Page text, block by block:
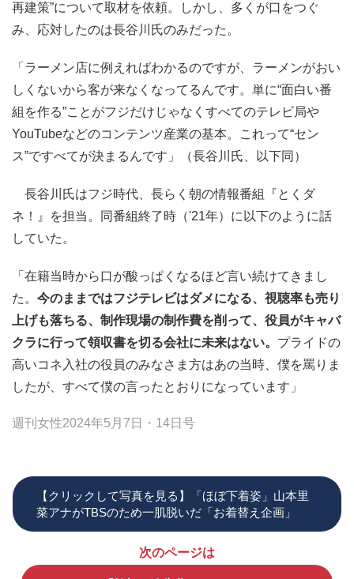
再建策”について取材を依頼。しかし、多くが口をつぐ
み、応対したのは長谷川氏のみだった。
「ラーメン店に例えればわかるのですが、ラーメンがおい
しくないから客が来なくなってるんです。単に“面白い番
組を作る”ことがフジだけじゃなくすべてのテレビ局や
YouTubeなどのコンテンツ産業の基本。これって“セン
ス”ですべてが決まるんです」（長谷川氏、以下同）
長谷川氏はフジ時代、長らく朝の情報番組『とくダ
ネ！』を担当。同番組終了時（'21年）に以下のように話
していた。
「在籍当時から口が酸っぱくなるほど言い続けてきまし
た。 今のままではフジテレビはダメになる、視聴率も売り
上げも落ちる、制作現場の制作費を削って、役員がキャバ
クラに行って領収書を切る会社に未来はない。 プライドの
高いコネ入社の役員のみなさま方はあの当時、僕を罵りま
したが、すべて僕の言ったとおりになっています」
週刊女性2024年5月7日・14日号
【クリックして写真を見る】「ほぼ下着姿」山本里
菜アナがTBSのため一肌脱いだ「お着替え企画」
次のページは